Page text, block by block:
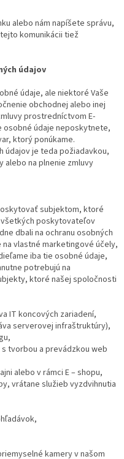
alebo nám napíšete správu,
komunikácii tiež
údajov
údaje, ale niektoré Vaše
obchodnej alebo inej
prostredníctvom E-
osobné údaje neposkytnete,
ktorý ponúkame.
údajov je teda požiadavkou,
alebo na plnenie zmluvy
subjektom, ktoré
poskytovateľov
dbali na ochranu osobných
vlastné marketingové účely,
iba tie osobné údaje,
potrebujú na
ktoré našej spoločnosti
IT koncových zariadení,
serverovej infraštruktúry),
tvorbou a prevádzkou web
alebo v rámci E – shopu,
vrátane služieb vyzdvihnutia
kamery v našom